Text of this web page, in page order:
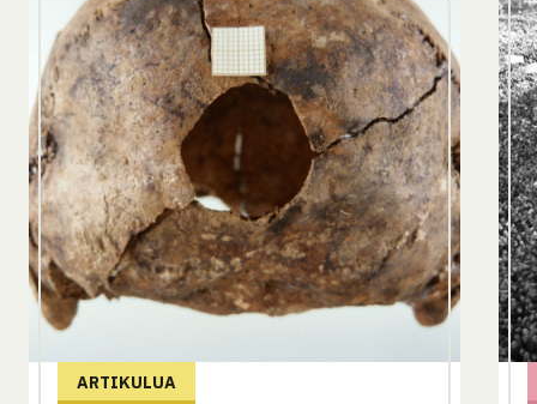
ARTIKULUA